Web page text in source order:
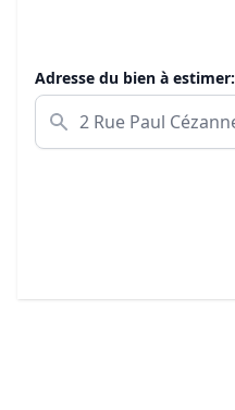
Adresse du bien à estimer: